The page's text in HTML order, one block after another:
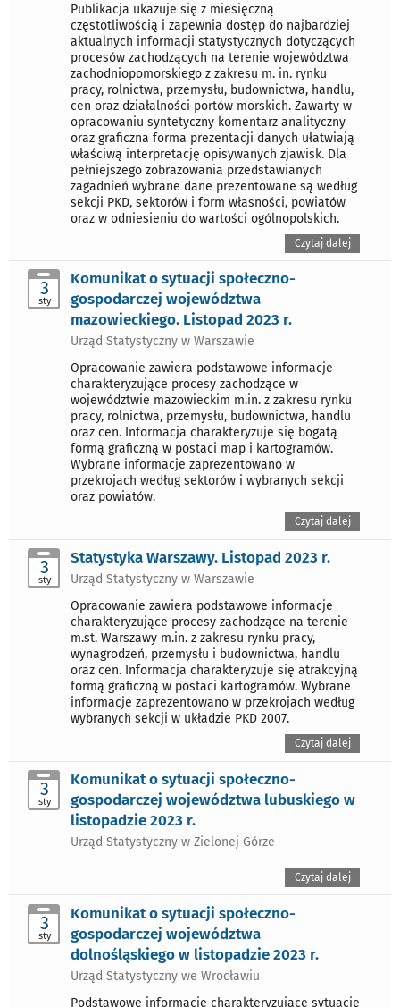
Publikacja ukazuje się z miesięczną
częstotliwością i zapewnia dostęp do najbardziej
aktualnych informacji statystycznych dotyczących
procesów zachodzących na terenie województwa
zachodniopomorskiego z zakresu m. in. rynku
pracy, rolnictwa, przemysłu, budownictwa, handlu,
cen oraz działalności portów morskich. Zawarty w
opracowaniu syntetyczny komentarz analityczny
oraz graficzna forma prezentacji danych ułatwiają
właściwą interpretację opisywanych zjawisk. Dla
pełniejszego zobrazowania przedstawianych
zagadnień wybrane dane prezentowane są według
sekcji PKD, sektorów i form własności, powiatów
oraz w odniesieniu do wartości ogólnopolskich.
Czytaj dalej
3
sty
Komunikat o sytuacji społeczno-
gospodarczej województwa
mazowieckiego. Listopad 2023 r.
Urząd Statystyczny w Warszawie
Opracowanie zawiera podstawowe informacje
charakteryzujące procesy zachodzące w
województwie mazowieckim m.in. z zakresu rynku
pracy, rolnictwa, przemysłu, budownictwa, handlu
oraz cen. Informacja charakteryzuje się bogatą
formą graficzną w postaci map i kartogramów.
Wybrane informacje zaprezentowano w
przekrojach według sektorów i wybranych sekcji
oraz powiatów.
Czytaj dalej
3
sty
Statystyka Warszawy. Listopad 2023 r.
Urząd Statystyczny w Warszawie
Opracowanie zawiera podstawowe informacje
charakteryzujące procesy zachodzące na terenie
m.st. Warszawy m.in. z zakresu rynku pracy,
wynagrodzeń, przemysłu i budownictwa, handlu
oraz cen. Informacja charakteryzuje się atrakcyjną
formą graficzną w postaci kartogramów. Wybrane
informacje zaprezentowano w przekrojach według
wybranych sekcji w układzie PKD 2007.
Czytaj dalej
3
sty
Komunikat o sytuacji społeczno-
gospodarczej województwa lubuskiego w
listopadzie 2023 r.
Urząd Statystyczny w Zielonej Górze
Czytaj dalej
3
sty
Komunikat o sytuacji społeczno-
gospodarczej województwa
dolnośląskiego w listopadzie 2023 r.
Urząd Statystyczny we Wrocławiu
Podstawowe informacje charakteryzujące sytuację